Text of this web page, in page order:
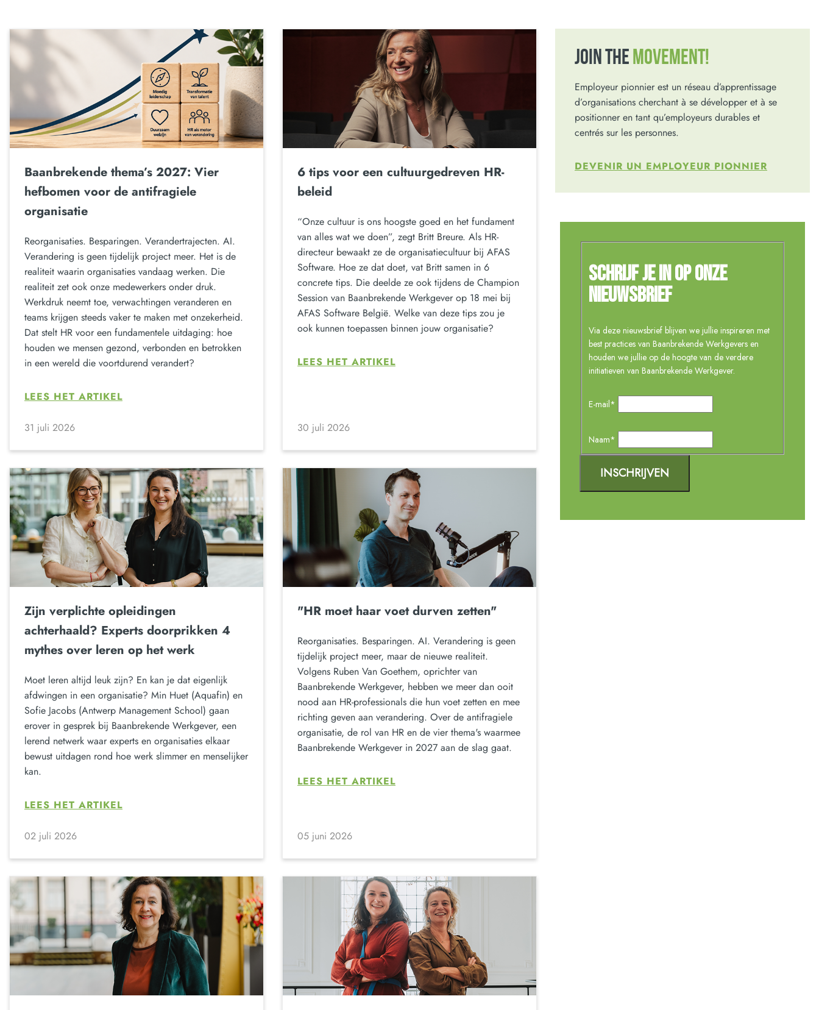
Baanbrekende thema’s 2027: Vier
hefbomen voor de antifragiele
organisatie
Reorganisaties. Besparingen. Verandertrajecten. AI.
Verandering is geen tijdelijk project meer. Het is de
realiteit waarin organisaties vandaag werken. Die
realiteit zet ook onze medewerkers onder druk.
Werkdruk neemt toe, verwachtingen veranderen en
teams krijgen steeds vaker te maken met onzekerheid.
Dat stelt HR voor een fundamentele uitdaging: hoe
houden we mensen gezond, verbonden en betrokken
in een wereld die voortdurend verandert?
LEES HET ARTIKEL
31 juli 2026
6 tips voor een cultuurgedreven HR-
beleid
“Onze cultuur is ons hoogste goed en het fundament
van alles wat we doen”, zegt Britt Breure. Als HR-
directeur bewaakt ze de organisatiecultuur bij AFAS
Software. Hoe ze dat doet, vat Britt samen in 6
concrete tips. Die deelde ze ook tijdens de Champion
Session van Baanbrekende Werkgever op 18 mei bij
AFAS Software België. Welke van deze tips zou je
ook kunnen toepassen binnen jouw organisatie?
LEES HET ARTIKEL
30 juli 2026
Zijn verplichte opleidingen
achterhaald? Experts doorprikken 4
mythes over leren op het werk
Moet leren altijd leuk zijn? En kan je dat eigenlijk
afdwingen in een organisatie? Min Huet (Aquafin) en
Sofie Jacobs (Antwerp Management School) gaan
erover in gesprek bij Baanbrekende Werkgever, een
lerend netwerk waar experts en organisaties elkaar
bewust uitdagen rond hoe werk slimmer en menselijker
kan.
LEES HET ARTIKEL
02 juli 2026
"HR moet haar voet durven zetten"
Reorganisaties. Besparingen. AI. Verandering is geen
tijdelijk project meer, maar de nieuwe realiteit.
Volgens Ruben Van Goethem, oprichter van
Baanbrekende Werkgever, hebben we meer dan ooit
nood aan HR-professionals die hun voet zetten en mee
richting geven aan verandering. Over de antifragiele
organisatie, de rol van HR en de vier thema's waarmee
Baanbrekende Werkgever in 2027 aan de slag gaat.
LEES HET ARTIKEL
05 juni 2026
JOIN THE MOVEMENT!
Employeur pionnier est un réseau d’apprentissage
d’organisations cherchant à se développer et à se
positionner en tant qu’employeurs durables et
centrés sur les personnes.
DEVENIR UN EMPLOYEUR PIONNIER